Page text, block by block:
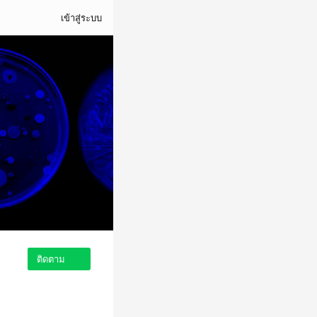
เข้าสู่ระบบ
ติดตาม